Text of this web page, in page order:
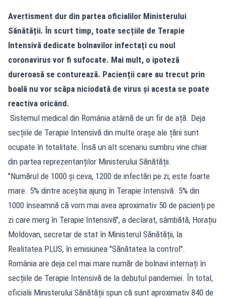
Avertisment dur din partea oficialilor Ministerului
Sănătății. În scurt timp, toate secțiile de Terapie
Intensivă dedicate bolnavilor infectați cu noul
coronavirus vor fi sufocate. Mai mult, o ipoteză
dureroasă se conturează. Pacienții care au trecut prin
boală nu vor scăpa niciodată de virus și acesta se poate
reactiva oricând.
Sistemul medical din România atârnă de un fir de ață. Deja
secțiile de Terapie Intensivă din multe orașe ale țării sunt
ocupate în totalitate. Însă un alt scenariu sumbru vine chiar
din partea reprezentanților Ministerului Sănătății.
"Numărul de 1000 și ceva, 1200 de infectări pe zi, este foarte
mare. 5% dintre aceștia ajung în Terapie Intensivă. 5% din
1000 înseamnă că vom mai avea aproximativ 50 de pacienți pe
zi care merg în Terapie Intensivă", a declarat, sâmbătă, Horațiu
Moldovan, secretar de stat în Ministerul Sănătății, la
Realitatea PLUS, în emisiunea "Sănătatea la control".
România are deja cel mai mare număr de bolnavi internați în
secțiile de Terapie Intensivă de la debutul pandemiei. În total,
oficialii Ministerului Sănătății spun că sunt aproximativ 840 de